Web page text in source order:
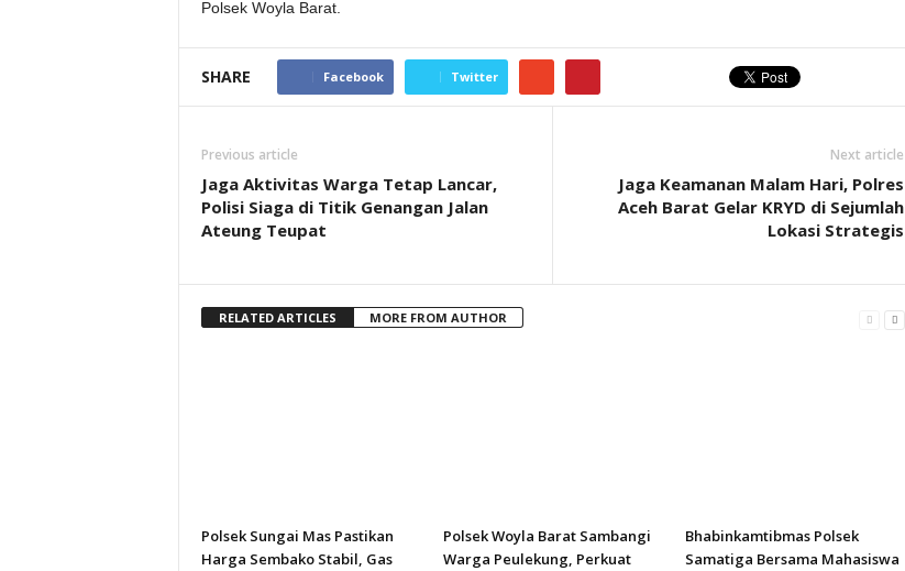
Polsek Woyla Barat.
SHARE Facebook Twitter
Previous article
Jaga Aktivitas Warga Tetap Lancar,
Polisi Siaga di Titik Genangan Jalan
Ateung Teupat
Next article
Jaga Keamanan Malam Hari, Polres
Aceh Barat Gelar KRYD di Sejumlah
Lokasi Strategis
RELATED ARTICLES MORE FROM AUTHOR
Polsek Sungai Mas Pastikan
Harga Sembako Stabil, Gas
Polsek Woyla Barat Sambangi
Warga Peulekung, Perkuat
Bhabinkamtibmas Polsek
Samatiga Bersama Mahasiswa